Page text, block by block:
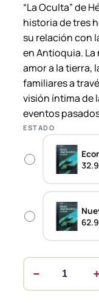
“La Oculta” de
historia de tres
su relación con
en Antioquia. La
amor a la tierra,
familiares a
visión íntima de
eventos
ESTADO
a
−